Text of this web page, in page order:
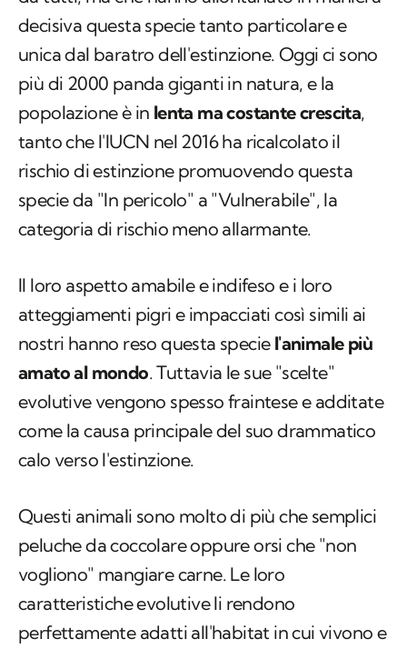
decisiva questa specie tanto particolare e
unica dal baratro dell'estinzione. Oggi ci sono
più di 2000 panda giganti in natura, e la
popolazione è in lenta ma costante crescita,
tanto che l'IUCN nel 2016 ha ricalcolato il
rischio di estinzione promuovendo questa
specie da "In pericolo" a "Vulnerabile", la
categoria di rischio meno allarmante.
Il loro aspetto amabile e indifeso e i loro
atteggiamenti pigri e impacciati così simili ai
nostri hanno reso questa specie l'animale più
amato al mondo. Tuttavia le sue "scelte"
evolutive vengono spesso fraintese e additate
come la causa principale del suo drammatico
calo verso l'estinzione.
Questi animali sono molto di più che semplici
peluche da coccolare oppure orsi che "non
vogliono" mangiare carne. Le loro
caratteristiche evolutive li rendono
perfettamente adatti all'habitat in cui vivono e